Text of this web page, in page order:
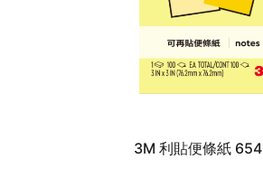
3M 利貼便條紙 654